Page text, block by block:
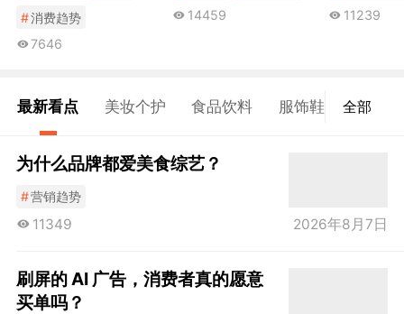
#消费趋势
7646
14459
11239
最新看点 美妆个护 食品饮料 服饰鞋包 出海
全部
为什么品牌都爱美食综艺？
#营销趋势
11349 2026年8月7日
刷屏的 AI 广告，消费者真的愿意
买单吗？